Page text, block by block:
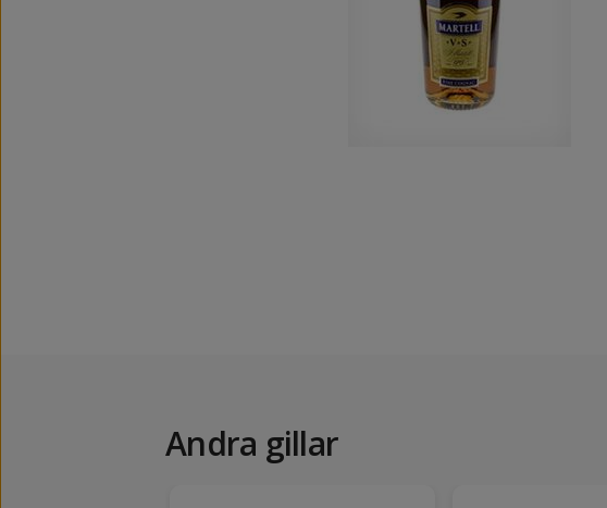
Andra gillar